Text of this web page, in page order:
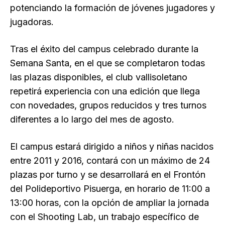
potenciando la formación de jóvenes jugadores y
jugadoras.
Tras el éxito del campus celebrado durante la
Semana Santa, en el que se completaron todas
las plazas disponibles, el club vallisoletano
repetirá experiencia con una edición que llega
con novedades, grupos reducidos y tres turnos
diferentes a lo largo del mes de agosto.
El campus estará dirigido a niños y niñas nacidos
entre 2011 y 2016, contará con un máximo de 24
plazas por turno y se desarrollará en el Frontón
del Polideportivo Pisuerga, en horario de 11:00 a
13:00 horas, con la opción de ampliar la jornada
con el Shooting Lab, un trabajo específico de